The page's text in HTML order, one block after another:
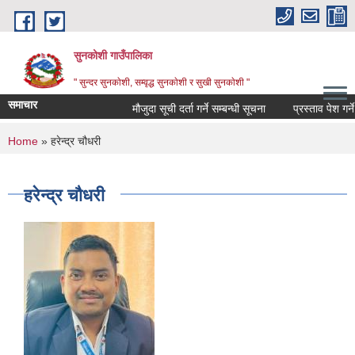
Skip to main content
सुनकोशी गाउँपालिका
" सुन्दर सुनकाेशी, सम्वृद्ध सुनकाेशी र सुखी सुनकाेशी "
समाचार मौजुदा सूची दर्ता गर्ने सम्बन्धी सूचना प्रस्ताव पेश गर्ने
You are here
Home » हरेन्द्र चौधरी
हरेन्द्र चौधरी